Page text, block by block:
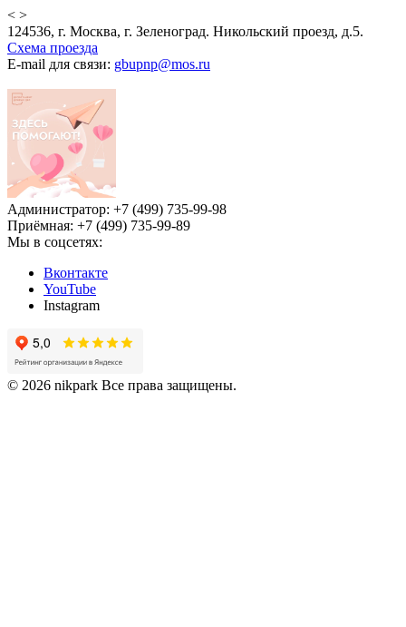
< >
124536, г. Москва, г. Зеленоград. Никольский проезд, д.5.
Схема проезда
E-mail для связи: gbupnp@mos.ru
Администратор: +7 (499) 735-99-98
Приёмная: +7 (499) 735-99-89
Мы в соцсетях:
Вконтакте
YouTube
Instagram
© 2026 nikpark Все права защищены.